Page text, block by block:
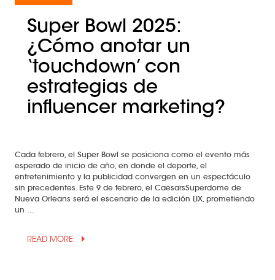
Super Bowl 2025:
¿Cómo anotar un
‘touchdown’ con
estrategias de
influencer marketing?
Cada febrero, el Super Bowl se posiciona como el evento más
esperado de inicio de año, en donde el deporte, el
entretenimiento y la publicidad convergen en un espectáculo
sin precedentes. Este 9 de febrero, el CaesarsSuperdome de
Nueva Orleans será el escenario de la edición LIX, prometiendo
un ...
READ MORE arrow_drop_up